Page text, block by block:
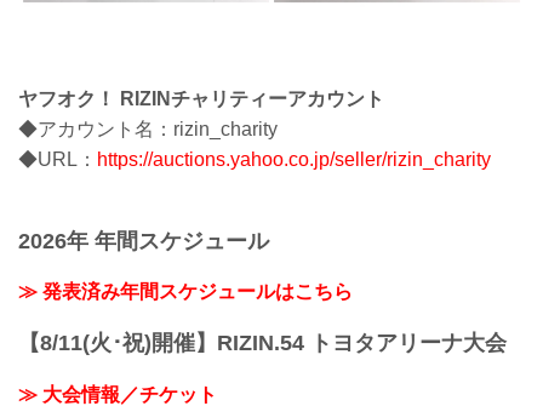
ヤフオク！ RIZINチャリティーアカウント
◆アカウント名：rizin_charity
◆URL： https://auctions.yahoo.co.jp/seller/rizin_charity
2026年 年間スケジュール
≫ 発表済み年間スケジュールはこちら
【8/11(火･祝)開催】RIZIN.54 トヨタアリーナ大会
≫ 大会情報／チケット